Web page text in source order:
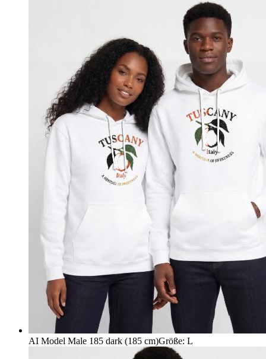
AI Model Male 185 dark (185 cm)Größe: L